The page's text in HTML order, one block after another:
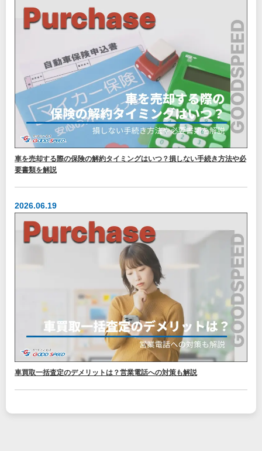
車を売却する際の保険の解約タイミングはいつ？損しない手続き方法や必
要書類を解説
2026.06.19
車買取一括査定のデメリットは？営業電話への対策も解説